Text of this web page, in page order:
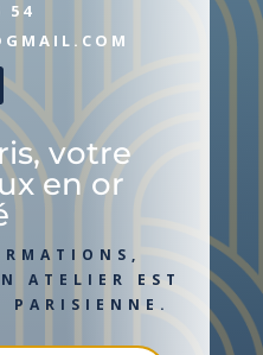
54
votre
en or
ATELIER EST
PARISIENNE.